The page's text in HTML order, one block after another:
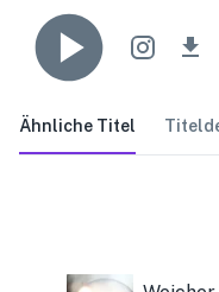
Ähnliche Titel